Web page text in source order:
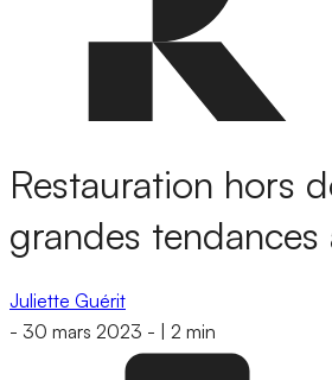
Restauration hors
grandes
Juliette Guérit
- 30 mars 2023 - 2 min